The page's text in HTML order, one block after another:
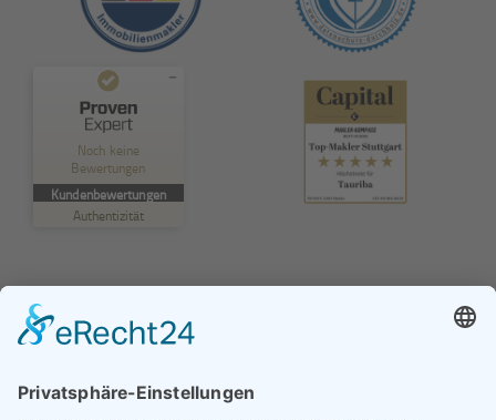
Noch keine
Bewertungen
Kundenbewertungen
Authentizität
Kundenbewertungen und Erfahrungen zu
MANGELHAFT
kontakt@tauriba.de